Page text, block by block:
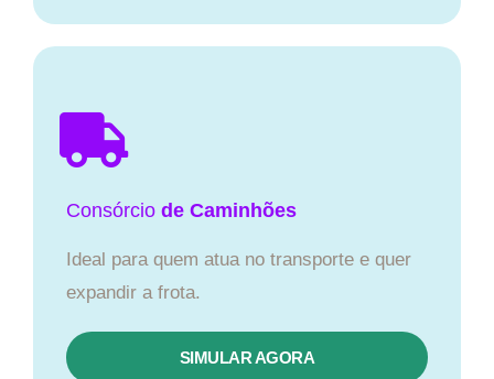
Consórcio de Caminhões
Ideal para quem atua no transporte e quer
expandir a frota.
SIMULAR AGORA